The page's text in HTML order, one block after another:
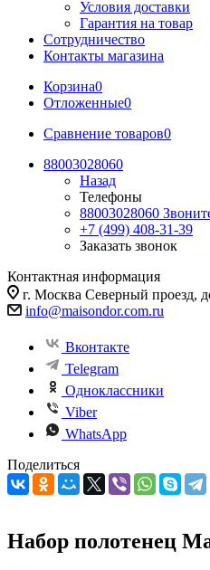
Условия доставки
Гарантия на товар
Сотрудничество
Контакты магазина
Корзина0
Отложенные0
Сравнение товаров0
88003028060
Назад
Телефоны
88003028060
+7 (499) 408-31-39
Заказать звонок
Контактная информация
г. Москва Северный проезд,
info@maisondor.com.ru
Вконтакте
Telegram
Одноклассники
Viber
WhatsApp
Поделиться
Набор полотенец